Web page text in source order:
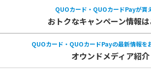
QUOカード・QUOカードPayが貰
おトクなキャンペーン情報
QUOカード・QUOカードPayの最新情報を
オウンドメディア紹介